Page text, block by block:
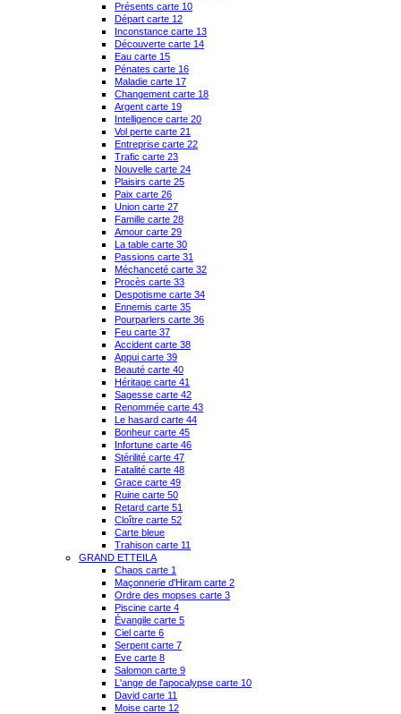
Présents carte 10
Départ carte 12
Inconstance carte 13
Découverte carte 14
Eau carte 15
Pénates carte 16
Maladie carte 17
Changement carte 18
Argent carte 19
Intelligence carte 20
Vol perte carte 21
Entreprise carte 22
Trafic carte 23
Nouvelle carte 24
Plaisirs carte 25
Paix carte 26
Union carte 27
Famille carte 28
Amour carte 29
La table carte 30
Passions carte 31
Méchanceté carte 32
Procès carte 33
Despotisme carte 34
Ennemis carte 35
Pourparlers carte 36
Feu carte 37
Accident carte 38
Appui carte 39
Beauté carte 40
Héritage carte 41
Sagesse carte 42
Renommée carte 43
Le hasard carte 44
Bonheur carte 45
Infortune carte 46
Stérilité carte 47
Fatalité carte 48
Grace carte 49
Ruine carte 50
Retard carte 51
Cloître carte 52
Carte bleue
Trahison carte 11
GRAND ETTEILA
Chaos carte 1
Maçonnerie d'Hiram carte 2
Ordre des mopses carte 3
Piscine carte 4
Évangile carte 5
Ciel carte 6
Serpent carte 7
Eve carte 8
Salomon carte 9
L'ange de l'apocalypse carte 10
David carte 11
Moise carte 12